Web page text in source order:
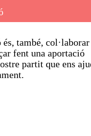
també,
fent una aportació
partit que ens